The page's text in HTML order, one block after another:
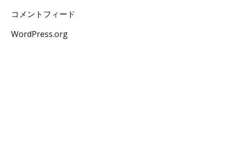
コメントフィード
WordPress.org